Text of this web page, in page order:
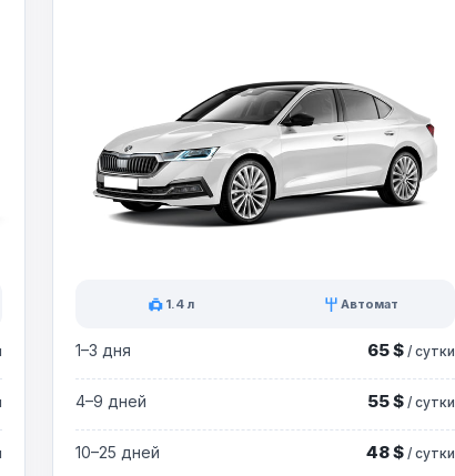
1.4 л Автомат
1–3 дня 65 $ / сутки
4–9 дней 55 $ / сутки
10–25 дней 48 $ / сутки